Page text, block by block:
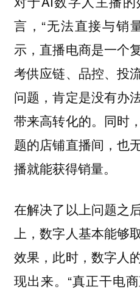
言，“无法直接与销
示，直播电商是一个
考供应链、品控、投
问题，肯定是没有办
带来高转化的。同时
题的店铺直播间，也
播就能获得销量。
在解决了以上问题之
上，数字人基本能够
效果，此时，数字人
现出来。“真正干电